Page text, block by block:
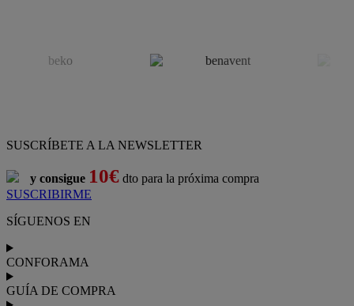
SUSCRÍBETE A LA NEWSLETTER
y consigue 10€ dto para la próxima compra
SUSCRIBIRME
SÍGUENOS EN
CONFORAMA
GUÍA DE COMPRA